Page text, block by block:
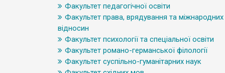
Факультет педагогічної освіти
Факультет права, врядування та міжнародних
відносин
Факультет психології та спеціальної освіти
Факультет романо-германської філології
Факультет суспільно-гуманітарних наук